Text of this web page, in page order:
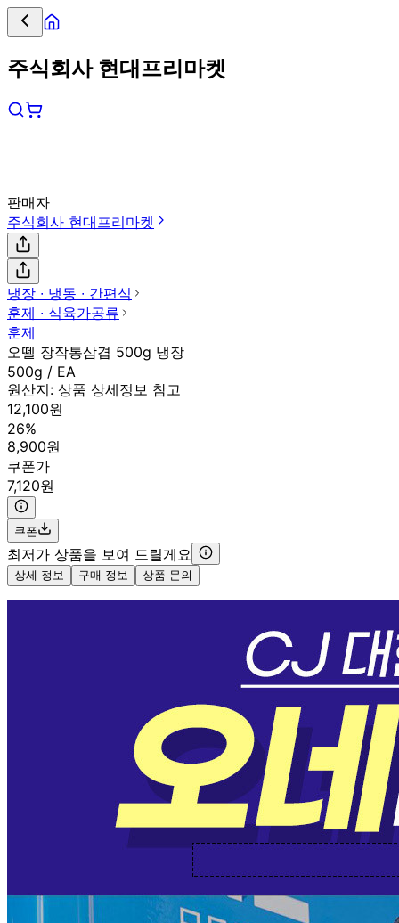
주식회사 현대프리마켓
판매자
주식회사 현대프리마켓
냉장 ∙ 냉동 ∙ 간편식
훈제 ∙ 식육가공류
훈제
오뗄 장작통삼겹 500g 냉장
500g / EA
원산지: 상품 상세정보 참고
12,100원
26%
8,900원
쿠폰가
7,120원
쿠폰
최저가 상품을 보여 드릴게요
상세 정보 구매 정보 상품 문의